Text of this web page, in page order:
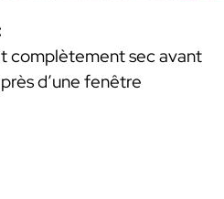
complètement sec avant
d’une fenêtre